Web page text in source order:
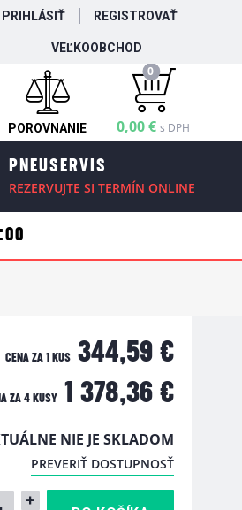
PRIHLÁSIŤ REGISTROVAŤ
VEĽKOOBCHOD
POROVNANIE
0
0,00 € s DPH
PNEUSERVIS
REZERVUJTE SI TERMÍN ONLINE
CENA ZA 1 KUS 344,59 €
ZA4 KUSY 1 378,36 €
NIE JE SKLADOM
PREVERIŤ DOSTUPNOSŤ
+